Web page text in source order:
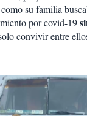
su familia
por covid-19
convivir entre